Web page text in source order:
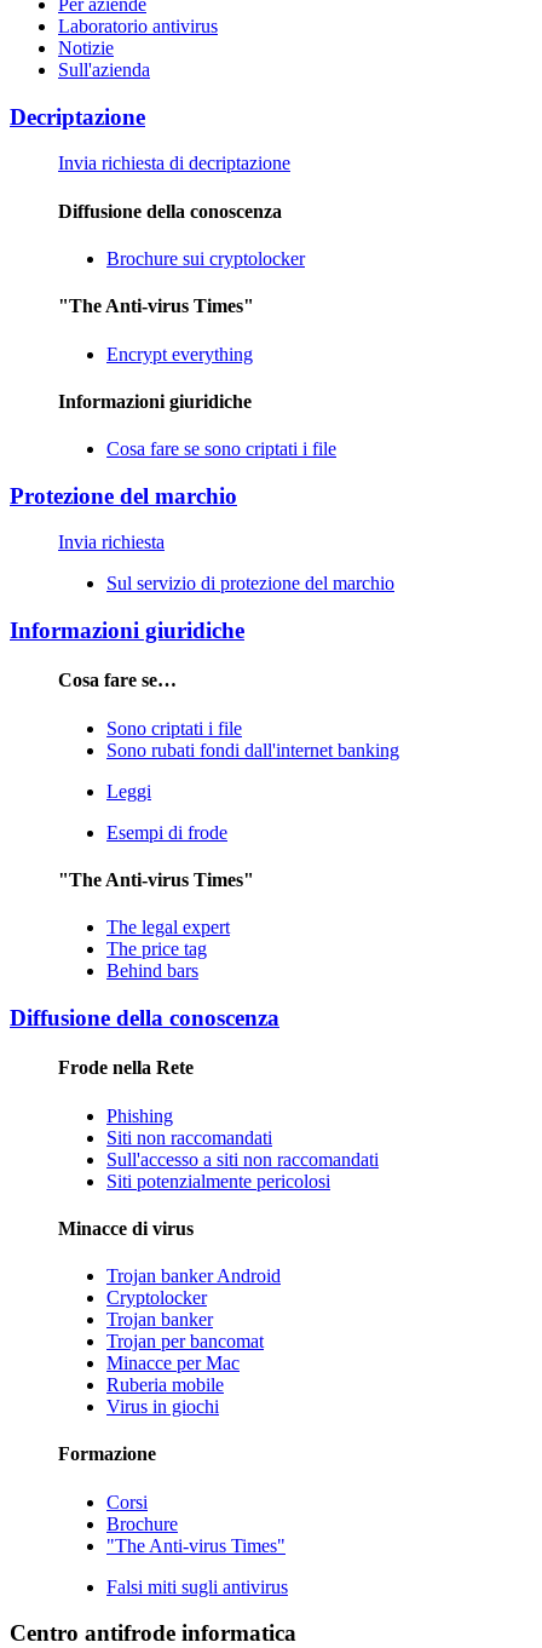
Per aziende
Laboratorio antivirus
Notizie
Sull'azienda
Decriptazione
Invia richiesta di decriptazione
Diffusione della conoscenza
Brochure sui cryptolocker
"The Anti-virus Times"
Encrypt everything
Informazioni giuridiche
Cosa fare se sono criptati i file
Protezione del marchio
Invia richiesta
Sul servizio di protezione del marchio
Informazioni giuridiche
Cosa fare se…
Sono criptati i file
Sono rubati fondi dall'internet banking
Leggi
Esempi di frode
"The Anti-virus Times"
The legal expert
The price tag
Behind bars
Diffusione della conoscenza
Frode nella Rete
Phishing
Siti non raccomandati
Sull'accesso a siti non raccomandati
Siti potenzialmente pericolosi
Minacce di virus
Trojan banker Android
Cryptolocker
Trojan banker
Trojan per bancomat
Minacce per Mac
Ruberia mobile
Virus in giochi
Formazione
Corsi
Brochure
"The Anti-virus Times"
Falsi miti sugli antivirus
Centro antifrode informatica